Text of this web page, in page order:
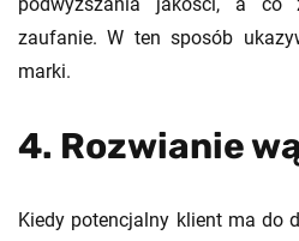
zaufanie. W ten sposób
marki.
4. Rozwianie
Kiedy potencjalny klient ma do